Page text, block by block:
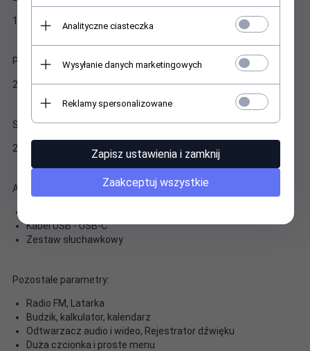
1000 mAh
Pozostałe parametry wyświetlacza:
240×320 px
Szczegółowe dane aparatu:
2 Mpx
Akcesoria w zestawie:
Kabel USB - USB-C
Zestaw słuchawkowy
Pozostałe parametry:
Radio FM, Latarka
Budzik, kalkulator, kalendarz
Odtwarzacz audio i wideo, Rejestrator dźwięku
Duża czcionka i proste menu
Analityczne ciasteczka
Wysyłanie danych marketingowych
Reklamy spersonalizowane
Zapisz ustawienia i zamknij
Zaakceptuj wszystkie